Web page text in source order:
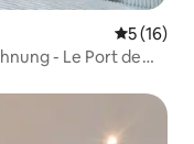
5 (16)
- Le Port de